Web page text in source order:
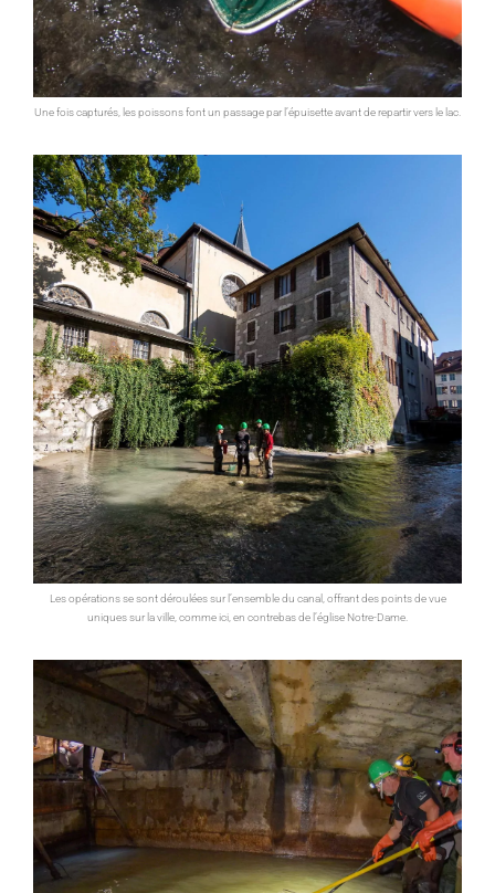
Une fois capturés, les poissons font un passage par l’épuisette avant de repartir vers le lac.
Les opérations se sont déroulées sur l’ensemble du canal, offrant des points de vue
uniques sur la ville, comme ici, en contrebas de l’église Notre-Dame.